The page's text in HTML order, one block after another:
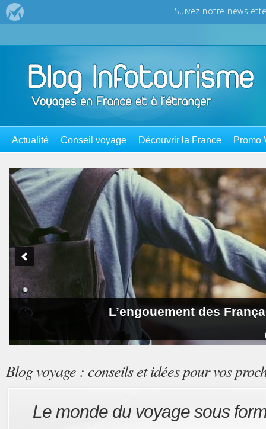
Actualité Conseil voyage Découvrir la France Promo
L’engouement des
Que faire en France
Blog voyage : conseils et idées pour vos
Le monde du voyage sous